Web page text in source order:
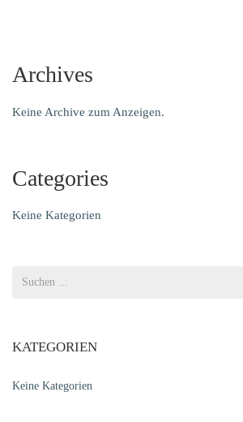
Archives
Keine Archive zum Anzeigen.
Categories
Keine Kategorien
KATEGORIEN
Keine Kategorien